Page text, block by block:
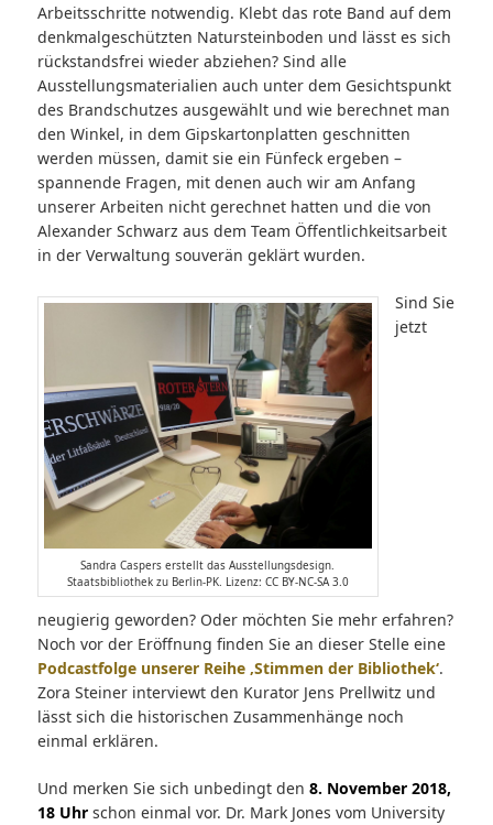
Arbeitsschritte notwendig. Klebt das rote Band auf dem
denkmalgeschützten Natursteinboden und lässt es sich
rückstandsfrei wieder abziehen? Sind alle
Ausstellungsmaterialien auch unter dem Gesichtspunkt
des Brandschutzes ausgewählt und wie berechnet man
den Winkel, in dem Gipskartonplatten geschnitten
werden müssen, damit sie ein Fünfeck ergeben –
spannende Fragen, mit denen auch wir am Anfang
unserer Arbeiten nicht gerechnet hatten und die von
Alexander Schwarz aus dem Team Öffentlichkeitsarbeit
in der Verwaltung souverän geklärt wurden.
Sandra Caspers erstellt das Ausstellungsdesign.
Staatsbibliothek zu Berlin-PK. Lizenz: CC BY-NC-SA 3.0
Sind Sie
jetzt
neugierig geworden? Oder möchten Sie mehr erfahren?
Noch vor der Eröffnung finden Sie an dieser Stelle eine
Podcastfolge unserer Reihe ‚Stimmen der Bibliothek‘.
Zora Steiner interviewt den Kurator Jens Prellwitz und
lässt sich die historischen Zusammenhänge noch
einmal erklären.
Und merken Sie sich unbedingt den 8. November 2018,
18 Uhrschon einmal vor. Dr. Mark Jones vom University